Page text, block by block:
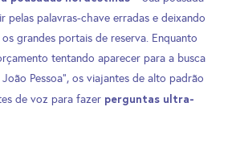
pelas palavras-chave erradas e deixando
grandes portais de reserva. Enquanto
tentando aparecer para a busca
Pessoa”, os viajantes de alto padrão
de voz para fazer perguntas ultra-